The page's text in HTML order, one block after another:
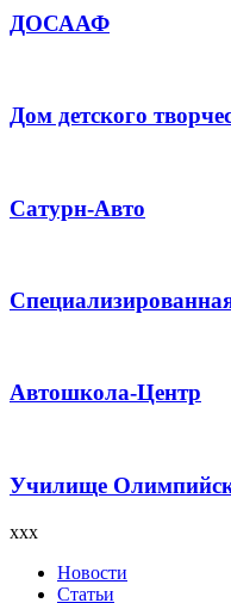
ДОСААФ
Дом детского
Сатурн-Авто
Автошкола-Центр
Училище
xxx
Новости
Статьи